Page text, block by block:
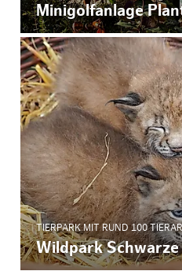
Minigolfanlage
TIERPARK MIT RUND 100
Wildpark Schwarze